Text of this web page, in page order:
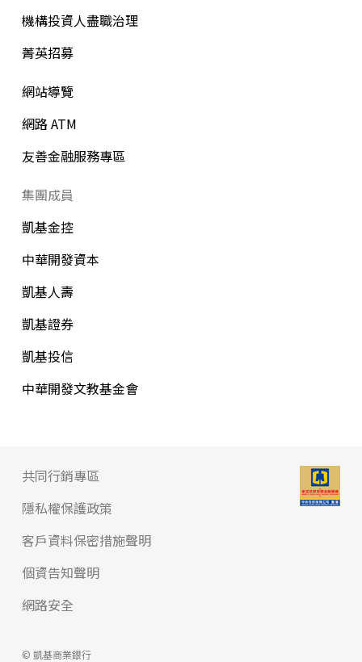
機構投資人盡職治理
菁英招募
網站導覽
網路 ATM
友善金融服務專區
集團成員
凱基金控
中華開發資本
凱基人壽
凱基證券
凱基投信
中華開發文教基金會
共同行銷專區
隱私權保護政策
客戶資料保密措施聲明
個資告知聲明
網路安全
© 凱基商業銀行